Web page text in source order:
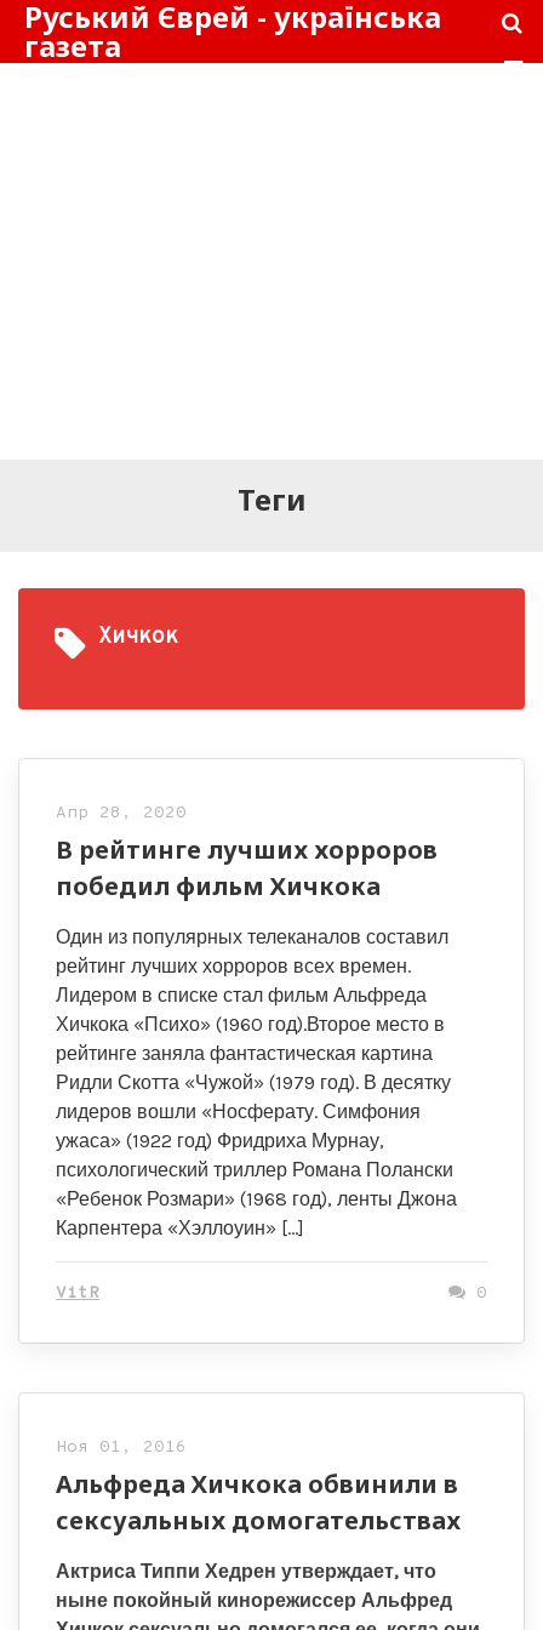
Руський Єврей - українська
газета
Теги
Хичкок
Апр 28, 2020
В рейтинге лучших хорроров
победил фильм Хичкока
Один из популярных телеканалов составил
рейтинг лучших хорроров всех времен.
Лидером в списке стал фильм Альфреда
Хичкока «Психо» (1960 год).Второе место в
рейтинге заняла фантастическая картина
Ридли Скотта «Чужой» (1979 год). В десятку
лидеров вошли «Носферату. Симфония
ужаса» (1922 год) Фридриха Мурнау,
психологический триллер Романа Полански
«Ребенок Розмари» (1968 год), ленты Джона
Карпентера «Хэллоуин» […]
VitR 0
Ноя 01, 2016
Альфреда Хичкока обвинили в
сексуальных домогательствах
Актриса Типпи Хедрен утверждает, что
ныне покойный кинорежиссер Альфред